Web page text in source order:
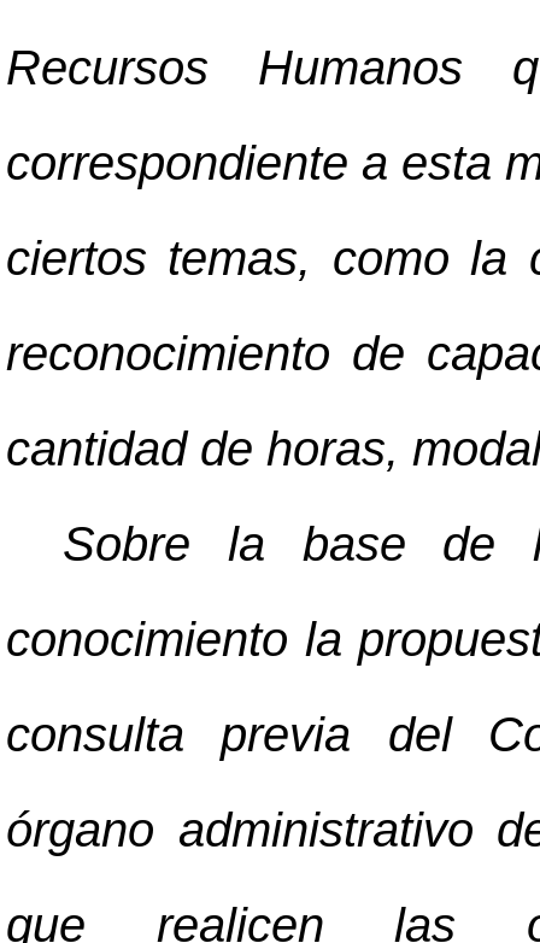
Recursos
correspondiente a esta
ciertos temas, como la
reconocimiento de
cantidad de horas,
Sobre la base de
conocimiento la
consulta previa del
órgano administrativo
que realicen las